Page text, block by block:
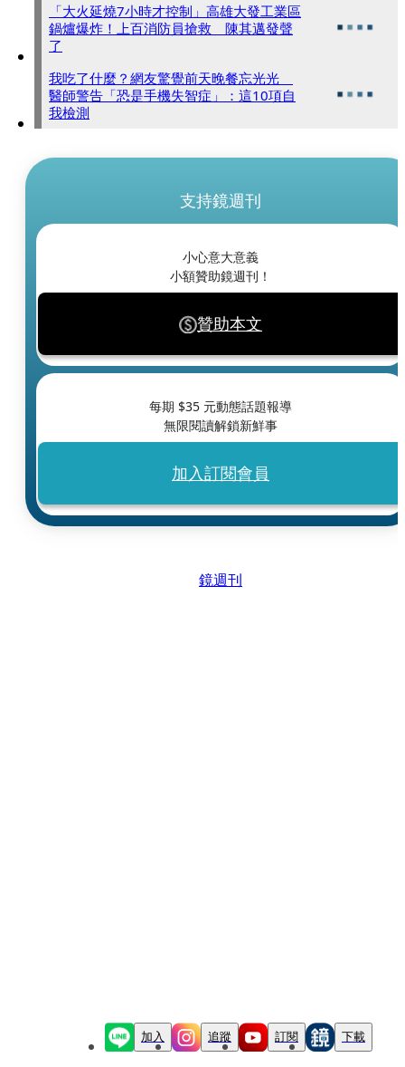
「大火延燒7小時才控制」高雄大發工業區
鍋爐爆炸！上百消防員搶救 陳其邁發聲
了
我吃了什麼？網友驚覺前天晚餐忘光光
醫師警告「恐是手機失智症」：這10項自
我檢測
支持鏡週刊
小心意大意義
小額贊助鏡週刊！
贊助本文
每期 $35 元動態話題報導
無限閱讀解鎖新鮮事
加入訂閱會員
鏡週刊
加入 追蹤 訂閱 下載